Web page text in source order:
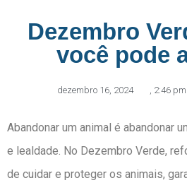
Dezembro
você pode
dezembro 16, 2024 , 2:46 pm
Abandonar um animal é abandonar
e lealdade. No Dezembro Verde,
de cuidar e proteger os animais,